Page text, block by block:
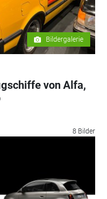
Bildergalerie
von Alfa,
8 Bilder